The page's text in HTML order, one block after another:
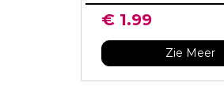
€ 1.99
Zie Meer